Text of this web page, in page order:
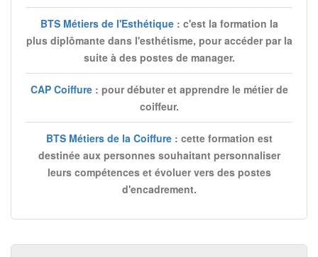
BTS Métiers de l'Esthétique: c'est la formation la
plus diplômante dans l'esthétisme, pour accéder par la
suite à des postes de manager.
CAP Coiffure: pour débuter et apprendre le métier de
coiffeur.
BTS Métiers de la Coiffure: cette formation est
destinée aux personnes souhaitant personnaliser
leurs compétences et évoluer vers des postes
d'encadrement.